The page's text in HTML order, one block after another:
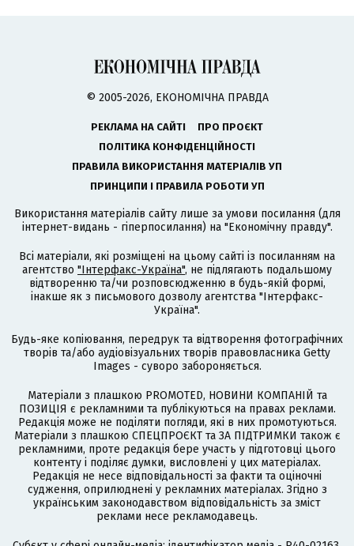
© 2005-2026, ЕКОНОМІЧНА ПРАВДА
РЕКЛАМА НА САЙТІ
ПРО ПРОЄКТ
ПОЛІТИКА КОНФІДЕНЦІЙНОСТІ
ПРАВИЛА ВИКОРИСТАННЯ МАТЕРІАЛІВ УП
ПРИНЦИПИ І ПРАВИЛА РОБОТИ УП
Використання матеріалів сайту лише за умови посилання (для
інтернет-видань - гіперпосилання) на "Економічну правду".
Всі матеріали, які розміщені на цьому сайті із посиланням на
агентство "Інтерфакс-Україна", не підлягають подальшому
відтворенню та/чи розповсюдженню в будь-якій формі,
інакше як з письмового дозволу агентства "Інтерфакс-
Україна".
Будь-яке копіювання, передрук та відтворення фотографічних
творів та/або аудіовізуальних творів правовласника Getty
Images - суворо забороняється.
Матеріали з плашкою PROMOTED, НОВИНИ КОМПАНІЙ та
ПОЗИЦІЯ є рекламними та публікуються на правах реклами.
Редакція може не поділяти погляди, які в них промотуються.
Матеріали з плашкою СПЕЦПРОЄКТ та ЗА ПІДТРИМКИ також є
рекламними, проте редакція бере участь у підготовці цього
контенту і поділяє думки, висловлені у цих матеріалах.
Редакція не несе відповідальності за факти та оціночні
судження, оприлюднені у рекламних матеріалах. Згідно з
українським законодавством відповідальність за зміст
реклами несе рекламодавець.